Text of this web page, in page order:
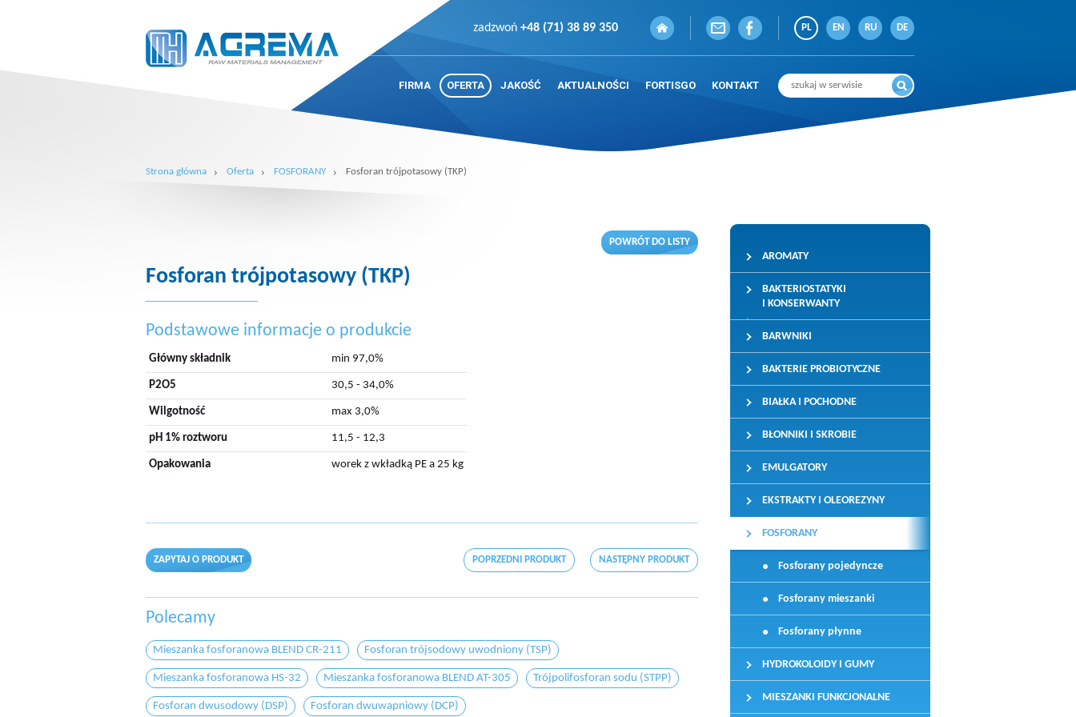
zadzwoń +48 (71) 38 89 350 PL EN RU DE
FIRMA OFERTA JAKOŚĆ AKTUALNOŚCI FORTISGO KONTAKT
Strona główna Oferta FOSFORANY Fosforan trójpotasowy (TKP)
AROMATY
BAKTERIOSTATYKI
I KONSERWANTY
BARWNIKI
BAKTERIE PROBIOTYCZNE
BIAŁKA I POCHODNE
BŁONNIKI I SKROBIE
EMULGATORY
EKSTRAKTY I OLEOREZYNY
FOSFORANY
Fosforany pojedyncze
Fosforany mieszanki
Fosforany płynne
HYDROKOLOIDY I GUMY
MIESZANKI FUNKCJONALNE
POWRÓT DO LISTY
Fosforan trójpotasowy (TKP)
Podstawowe informacje o produkcie
Główny składnik min 97,0%
P2O5 30,5 - 34,0%
Wilgotność max 3,0%
pH 1% roztworu 11,5 - 12,3
Opakowania worek z wkładką PE a 25 kg
ZAPYTAJ O PRODUKT POPRZEDNI PRODUKT NASTĘPNY PRODUKT
Polecamy
Mieszanka fosforanowa BLEND CR-211 Fosforan trójsodowy uwodniony (TSP)
Mieszanka fosforanowa HS-32 Mieszanka fosforanowa BLEND AT-305 Trójpolifosforan sodu (STPP)
Fosforan dwusodowy (DSP) Fosforan dwuwapniowy (DCP)